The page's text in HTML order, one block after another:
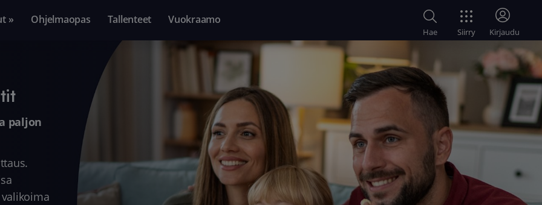
» Ohjelmaopas Tallenteet Vuokraamo
Hae Siirry Kirjaudu
paljon